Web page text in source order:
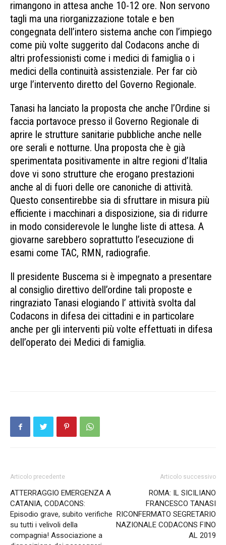
rimangono in attesa anche 10-12 ore. Non servono
tagli ma una riorganizzazione totale e ben
congegnata dell’intero sistema anche con l’impiego
come più volte suggerito dal Codacons anche di
altri professionisti come i medici di famiglia o i
medici della continuità assistenziale. Per far ciò
urge l’intervento diretto del Governo Regionale.
Tanasi ha lanciato la proposta che anche l’Ordine si
faccia portavoce presso il Governo Regionale di
aprire le strutture sanitarie pubbliche anche nelle
ore serali e notturne. Una proposta che è già
sperimentata positivamente in altre regioni d’Italia
dove vi sono strutture che erogano prestazioni
anche al di fuori delle ore canoniche di attività.
Questo consentirebbe sia di sfruttare in misura più
efficiente i macchinari a disposizione, sia di ridurre
in modo considerevole le lunghe liste di attesa. A
giovarne sarebbero soprattutto l’esecuzione di
esami come TAC, RMN, radiografie.
Il presidente Buscema si è impegnato a presentare
al consiglio direttivo dell’ordine tali proposte e
ringraziato Tanasi elogiando l’ attività svolta dal
Codacons in difesa dei cittadini e in particolare
anche per gli interventi più volte effettuati in difesa
dell’operato dei Medici di famiglia.
Articolo precedente
ATTERRAGGIO EMERGENZA A
CATANIA, CODACONS:
Episodio grave, subito verifiche
su tutti i velivoli della
compagnia! Associazione a
Articolo successivo
ROMA: IL SICILIANO
FRANCESCO TANASI
RICONFERMATO SEGRETARIO
NAZIONALE CODACONS FINO
AL 2019